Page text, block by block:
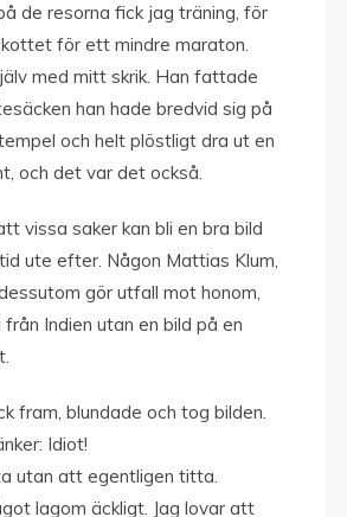
de resorna fick jag träning, för
för ett mindre maraton.
med mitt skrik. Han fattade
han hade bredvid sig på
och helt plöstligt dra ut en
och det var det också.
vissa saker kan bli en bra bild
ute efter. Någon Mattias Klum,
gör utfall mot honom,
Indien utan en bild på en
fram, blundade och tog bilden.
Idiot!
utan att egentligen titta.
lagom äckligt. Jag lovar att